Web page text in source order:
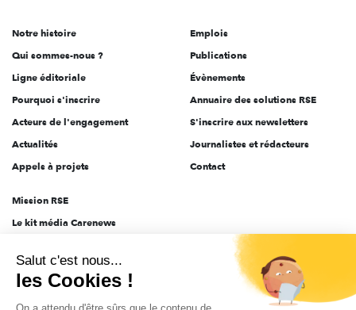
l'engagement
Notre histoire
Qui sommes-nous ?
Ligne éditoriale
Pourquoi s'inscrire
Acteurs de l'engagement
Actualités
Appels à projets
Emplois
Publications
Évènements
Annuaire des solutions RSE
S'inscrire aux newsletters
Journalistes et rédacteurs
Contact
Mission RSE
Le kit média Carenews
AEF info
Novethic
Salut c'est nous...
les Cookies !
On a attendu d'être sûrs que le contenu de